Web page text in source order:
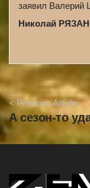
заявил Валерий
Николай
r
t
i
c
N
< Previous Article
А сезон-то